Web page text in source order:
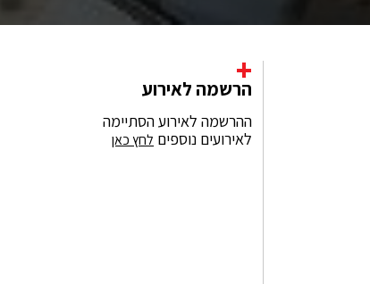
+
הרשמה לאירוע
ההרשמה לאירוע הסתיימה
לאירועים נוספים לחץ כאן